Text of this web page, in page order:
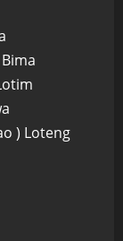
) Loteng